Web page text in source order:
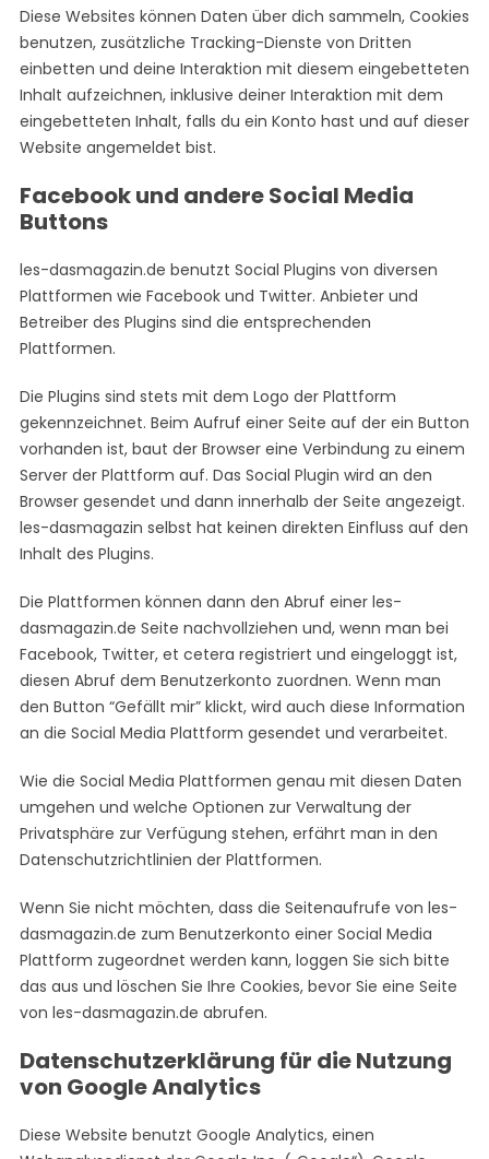
Diese Websites können Daten über dich sammeln, Cookies
benutzen, zusätzliche Tracking-Dienste von Dritten
einbetten und deine Interaktion mit diesem eingebetteten
Inhalt aufzeichnen, inklusive deiner Interaktion mit dem
eingebetteten Inhalt, falls du ein Konto hast und auf dieser
Website angemeldet bist.
Facebook und andere Social Media
Buttons
les-dasmagazin.de benutzt Social Plugins von diversen
Plattformen wie Facebook und Twitter. Anbieter und
Betreiber des Plugins sind die entsprechenden
Plattformen.
Die Plugins sind stets mit dem Logo der Plattform
gekennzeichnet. Beim Aufruf einer Seite auf der ein Button
vorhanden ist, baut der Browser eine Verbindung zu einem
Server der Plattform auf. Das Social Plugin wird an den
Browser gesendet und dann innerhalb der Seite angezeigt.
les-dasmagazin selbst hat keinen direkten Einfluss auf den
Inhalt des Plugins.
Die Plattformen können dann den Abruf einer les-
dasmagazin.de Seite nachvollziehen und, wenn man bei
Facebook, Twitter, et cetera registriert und eingeloggt ist,
diesen Abruf dem Benutzerkonto zuordnen. Wenn man
den Button “Gefällt mir” klickt, wird auch diese Information
an die Social Media Plattform gesendet und verarbeitet.
Wie die Social Media Plattformen genau mit diesen Daten
umgehen und welche Optionen zur Verwaltung der
Privatsphäre zur Verfügung stehen, erfährt man in den
Datenschutzrichtlinien der Plattformen.
Wenn Sie nicht möchten, dass die Seitenaufrufe von les-
dasmagazin.de zum Benutzerkonto einer Social Media
Plattform zugeordnet werden kann, loggen Sie sich bitte
das aus und löschen Sie Ihre Cookies, bevor Sie eine Seite
von les-dasmagazin.de abrufen.
Datenschutzerklärung für die Nutzung
von Google Analytics
Diese Website benutzt Google Analytics, einen